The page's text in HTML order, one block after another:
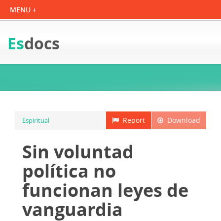
Esdocs
Download
Report
Espiritual
Sin voluntad
política no
funcionan leyes de
vanguardia